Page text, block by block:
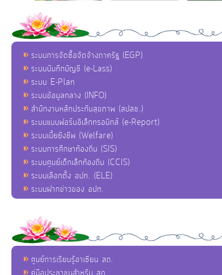
ระบบการจัดซื้อจัดจ้างภาครัฐ (EGP)
ระบบบันทึกบัญชี (e-Lass)
ระบบ E-Plan
ระบบข้อมูลกลาง (INFO)
สำนักงานหลักประกันสุขภาพ (สปสช.)
ระบบแบบฟอร์มอิเล็กทรอนิกส์ (e-Report)
ระบบเบี้ยยังชีพ (Welfare)
ระบบการศึกษาท้องถิ่น (SIS)
ระบบศูนย์เด็กเล็กท้องถิ่น (CCIS)
ระบบเลือกตั้ง อปท. (ELE)
ระบบฝากข่าวของ อปท.
ศูนย์การเรียนรู้อาเซียน สถ.